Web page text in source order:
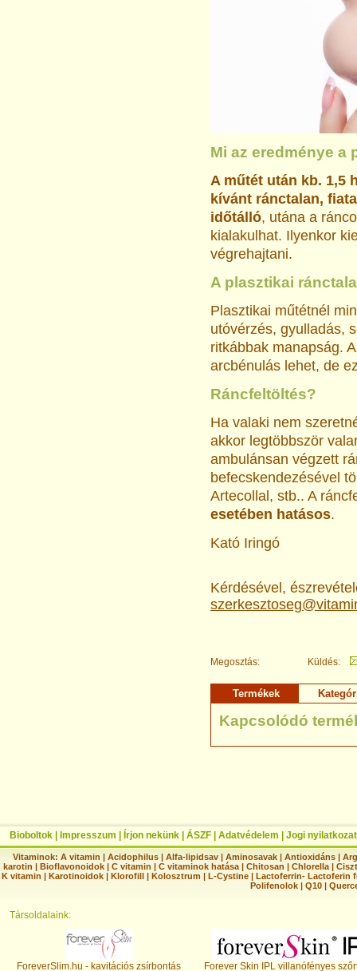
Mi az eredménye a
A műtét után kb. 1,5
kívánt ránctalan,
időtálló, utána a
kialakulhat. Ilyenkor
végrehajtani.
A plasztikai
Plasztikai műtétnél
utóvérzés, gyulladás,
ritkábbak manapság.
arcbénulás lehet, de
Ráncfeltöltés?
Ha valaki nem
akkor legtöbbször
ambulánsan végzett
befecskendezésével
Artecollal, stb.. A
esetében hatásos.
Kató Iringó
Kérdésével,
Megosztás: Küldés:
Termékek
Kapcsolódó
Bioboltok Impresszum Írjon nekünk ÁSZF Adatvédelem Jogi nyilatkozat
Vitaminok: A vitamin |Acidophilus |Alfa-lipidsav |Aminosavak |Antioxidáns |
karotin | Bioflavonoidok | C vitamin | C vitaminok hatása | Chitosan | Chlorella |
K vitamin | Karotinoidok | Klorofill | Kolosztrum | L-Cystine | Lactoferrin- Lactoferin
Polifenolok |Q10 |
Társoldalaink:
ForeverSlim.hu - kavitációs zsírbontás Forever Skin IPL villanófényes